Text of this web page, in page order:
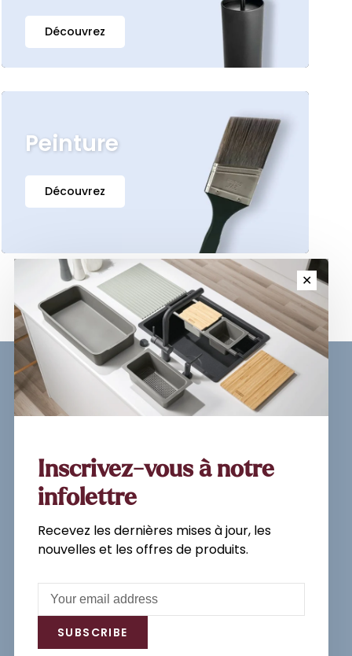
Découvrez
Peinture
Découvrez
Sign up for our newsletter and
Subscribe
✕
Inscrivez-vous à notre
infolettre
Recevez les dernières mises à jour, les
nouvelles et les offres de produits.
SUBSCRIBE